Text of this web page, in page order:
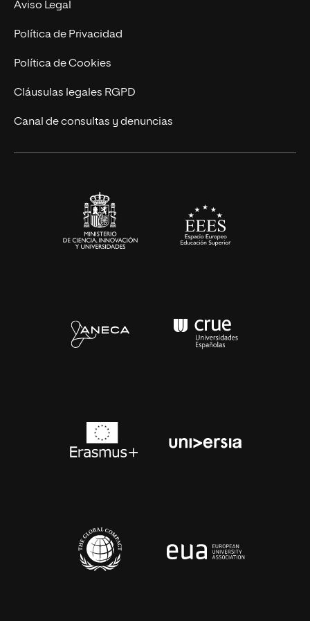
Postgrados
Cursos Universitarios
Nuestro Equipo
Trabaja en UNIR
Actualidad
UNIR Revista
Eventos
Aviso Legal
Política de Privacidad
Política de Cookies
Cláusulas legales RGPD
Canal de consultas y denuncias